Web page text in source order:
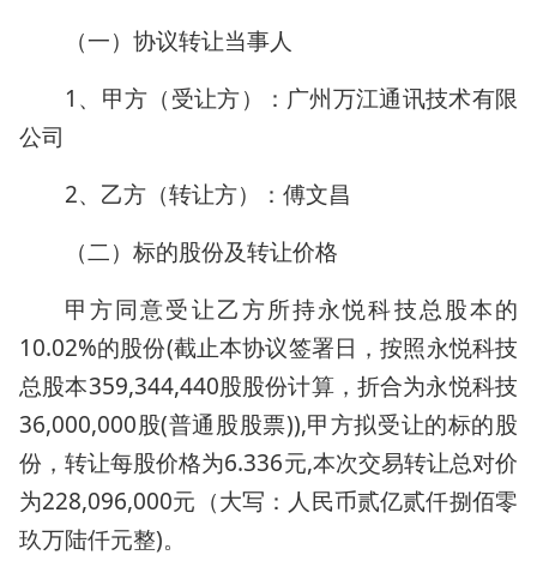
（一）协议转让当事人
1、甲方（受让方）：广州万江通讯技术有限
公司
2、乙方（转让方）：傅文昌
（二）标的股份及转让价格
甲方同意受让乙方所持永悦科技总股本的
10.02%的股份(截止本协议签署日，按照永悦科技
总股本359,344,440股股份计算，折合为永悦科技
36,000,000股(普通股股票)),甲方拟受让的标的股
份，转让每股价格为6.336元,本次交易转让总对价
为228,096,000元（大写：人民币贰亿贰仟捌佰零
玖万陆仟元整)。